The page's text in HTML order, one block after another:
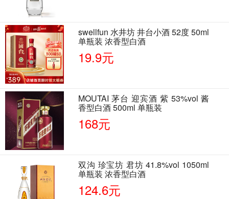
swellfun 水井坊 井台小酒 52度 50ml
单瓶装 浓香型白酒
19.9元
MOUTAI 茅台 迎宾酒 紫 53%vol 酱
香型白酒 500ml 单瓶装
168元
双沟 珍宝坊 君坊 41.8%vol 1050ml
单瓶装 浓香型白酒
124.6元